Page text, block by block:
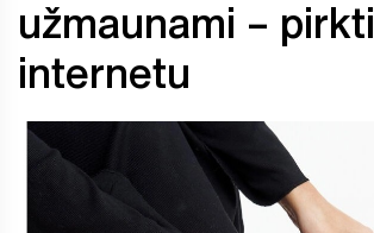
užmaunami – pirkti
internetu